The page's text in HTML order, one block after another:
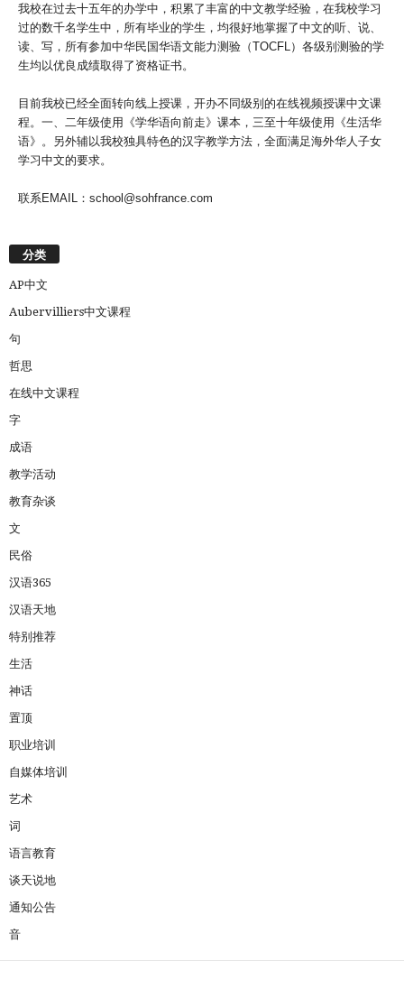
我校在过去十五年的办学中，积累了丰富的中文教学经验，在我校学习
过的数千名学生中，所有毕业的学生，均很好地掌握了中文的听、说、
读、写，所有参加中华民国华语文能力测验（TOCFL）各级别测验的学
生均以优良成绩取得了资格证书。
目前我校已经全面转向线上授课，开办不同级别的在线视频授课中文课
程。一、二年级使用《学华语向前走》课本，三至十年级使用《生活华
语》。另外辅以我校独具特色的汉字教学方法，全面满足海外华人子女
学习中文的要求。
联系EMAIL：school@sohfrance.com
分类
AP中文
Aubervilliers中文课程
句
哲思
在线中文课程
字
成语
教学活动
教育杂谈
文
民俗
汉语365
汉语天地
特别推荐
生活
神话
置顶
职业培训
自媒体培训
艺术
词
语言教育
谈天说地
通知公告
音